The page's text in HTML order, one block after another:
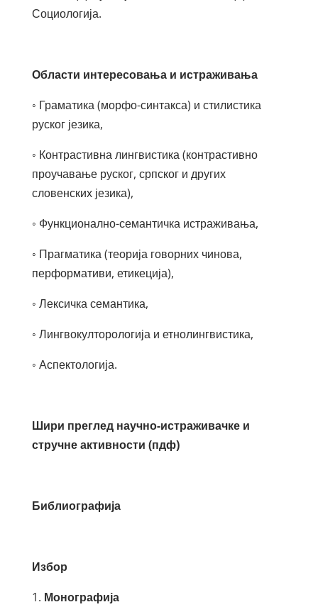
Социологија.
Области интересовања и истраживања
◦ Граматика (морфо-синтакса) и стилистика
руског језика,
◦ Контрастивна лингвистика (контрастивно
проучавање руског, српског и других
словенских језика),
◦ Функционално-семантичка истраживања,
◦ Прагматика (теорија говорних чинова,
перформативи, етикеција),
◦ Лексичка семантика,
◦ Лингвокулторологија и етнолингвистика,
◦ Аспектологија.
Шири преглед научно-истраживачке и
стручне активности (пдф)
Библиографија
Избор
Монографија